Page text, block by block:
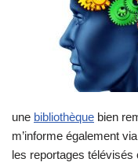
une bibliothèque bien
m’informe également
les reportages